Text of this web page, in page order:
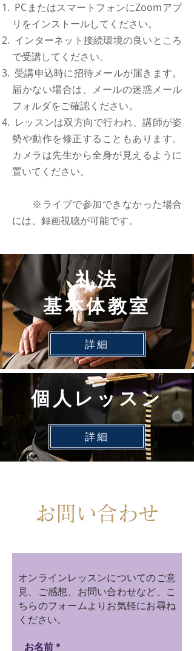
PCまたはスマートフォンにZoomアプ
リをインストールしてください。
インターネット接続環境の良いところ
で受講してください。
受講申込時に招待メールが届きます。
届かない場合は、メールの迷惑メール
フォルダをご確認ください。
レッスンは双方向で行われ、講師が姿
勢や動作を修正することもあります。
カメラは先生から全身が見えるように
置いてください。
※ライブで参加できなかった場合
には、録画視聴が可能です。
礼法
基本体教室
詳細
個人レッスン
詳細
お問い合わせ
オンラインレッスンについてのご意
見、ご感想、お問い合わせなど、こ
ちらのフォームよりお気軽にお尋ね
ください。
お名前